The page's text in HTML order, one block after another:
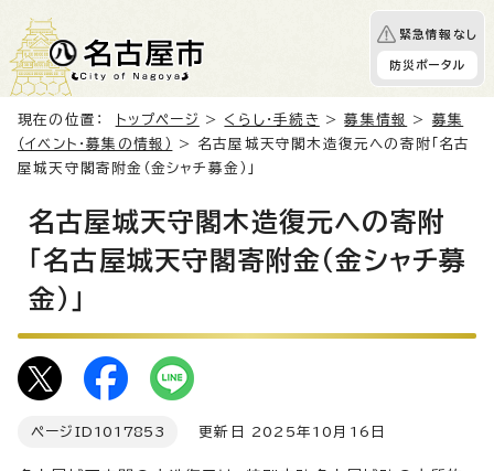
緊急情報なし
防災ポータル
現在の位置： トップページ > くらし・手続き >募集情報 > 募集
（イベント・募集の情報）
> 名古屋城天守閣木造復元への寄附「名古
屋城天守閣寄附金（金シャチ募金）」
名古屋城天守閣木造復元への寄附
「名古屋城天守閣寄附金（金シャチ募
金）」
ページID 1017853 更新日 2025年10月16日